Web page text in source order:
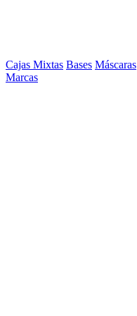
Cajas Mixtas Bases Máscaras
Marcas